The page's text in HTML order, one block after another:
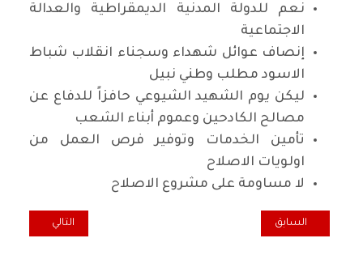
نعم للدولة المدنية الديمقراطية والعدالة
الاجتماعية
إنصاف عوائل شهداء وسجناء انقلاب شباط
الاسود مطلب وطني نبيل
ليكن يوم الشهيد الشيوعي حافزاً للدفاع عن
مصالح الكادحين وعموم أبناء الشعب
تأمين الخدمات وتوفير فرص العمل من
اولويات الاصلاح
لا مساومة على مشروع الاصلاح
المقال السابق: المجد والخلود لشهداء الحزب الشيوعي العراقي سبعون
السابق المقال التالي:
التالي